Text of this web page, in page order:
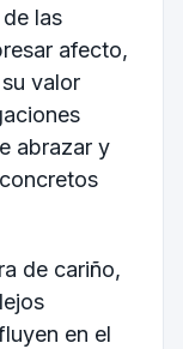
las
afecto,
valor
abrazar y
de cariño,
en el